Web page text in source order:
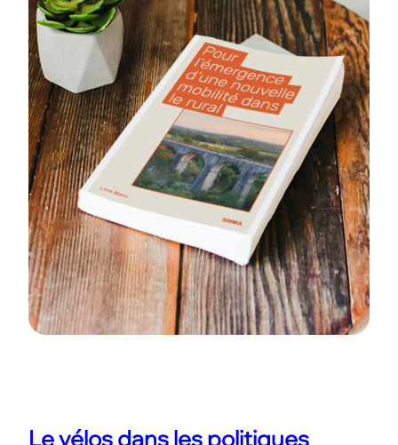
Le vélos dans les politiques